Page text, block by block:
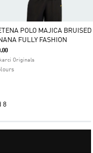
POLO MAJICA BRUISED
FULLY FASHION
Originals
8